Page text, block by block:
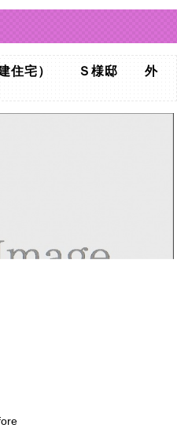
建住宅） Ｓ様邸 外